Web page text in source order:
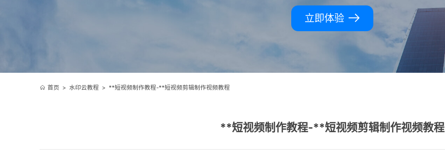
立即体验
首页 > 水印云教程 > **短视频制作教程-**短视频剪辑制作视频教程
**短视频制作教程-**短视频剪辑制作视频教程